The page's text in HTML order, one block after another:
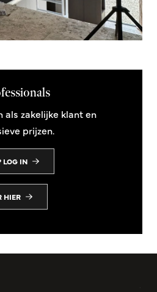
als zakelijke klant en
prijzen.
LOG IN
HIER